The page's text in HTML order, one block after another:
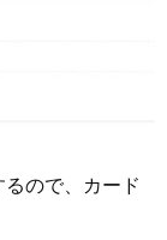
ので、カード